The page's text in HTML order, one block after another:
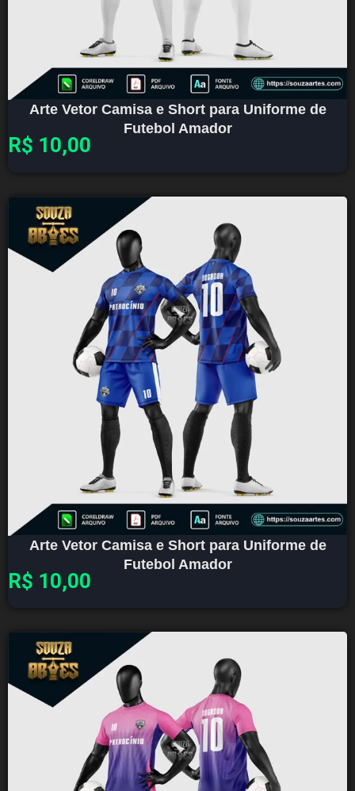
Arte Vetor Camisa e Short para Uniforme de
Futebol Amador
R$ 10,00
Arte Vetor Camisa e Short para Uniforme de
Futebol Amador
R$ 10,00